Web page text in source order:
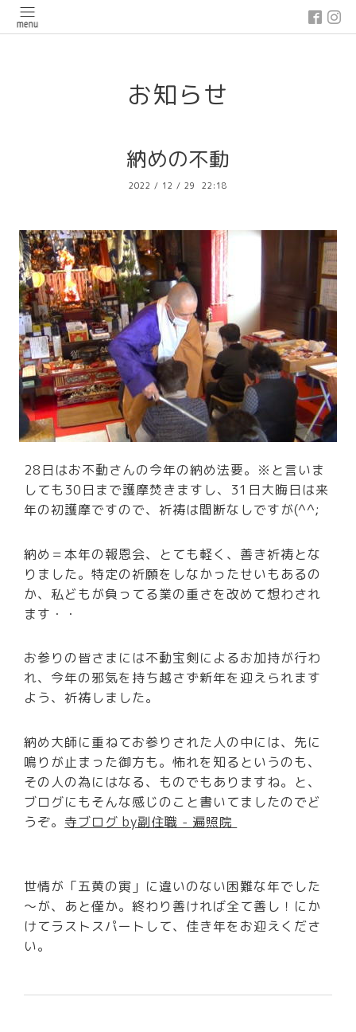
google-site-verification: google03647e12badb45de.html
お知らせ
納めの不動
2022 / 12 / 29 22:18
28日はお不動さんの今年の納め法要。※と言いま
しても30日まで護摩焚きますし、31日大晦日は来
年の初護摩ですので、祈祷は間断なしですが(^^;
納め＝本年の報恩会、とても軽く、善き祈祷とな
りました。特定の祈願をしなかったせいもあるの
か、私どもが負ってる業の重さを改めて想わされ
ます・・
お参りの皆さまには不動宝剣によるお加持が行わ
れ、今年の邪気を持ち越さず新年を迎えられます
よう、祈祷しました。
納め大師に重ねてお参りされた人の中には、先に
鳴りが止まった御方も。怖れを知るというのも、
その人の為にはなる、ものでもありますね。と、
ブログにもそんな感じのこと書いてましたのでど
うぞ。 寺ブログ by副住職 - 遍照院
世情が「五黄の寅」に違いのない困難な年でした
～が、あと僅か。終わり善ければ全て善し！にか
けてラストスパートして、佳き年をお迎えくださ
い。